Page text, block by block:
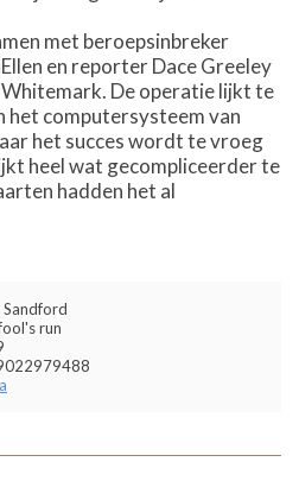
met beroepsinbreker
en reporter Dace Greeley
De operatie lijkt te
het computersysteem van
het succes wordt te vroeg
heel wat gecompliceerder te
hadden het al
Sandford
run